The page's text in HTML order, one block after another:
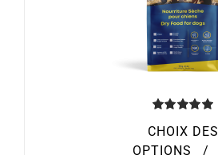
sur 5
CHOIX DES
OPTIONS
CE
/